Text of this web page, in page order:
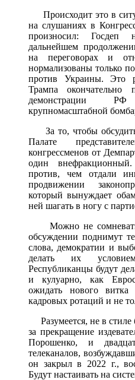
Происходит это в
на слушаниях в
произносил:
дальнейшем
на переговорах и
нормализованы только
против Украины. Это
Трампа окончательно
демонстрации
крупномасштабной
За то, чтобы
Палате
конгрессменов от
один
против, чем отдали
продвижении
который вынуждает
ней шагать в ногу с
Можно не
обсуждении поднимут
слова, демократии и
делать их
Республиканцы будут
и кулуарно, как
ожидать нового витка
кадровых ротаций и не
Разумеется, не в стиле
за прекращение
Порошенко, и
телеканалов,
он закрыл в 2022 г.,
Будут настаивать на